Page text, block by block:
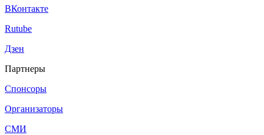
ВКонтакте
Rutube
Дзен
Партнеры
Спонсоры
Организаторы
СМИ